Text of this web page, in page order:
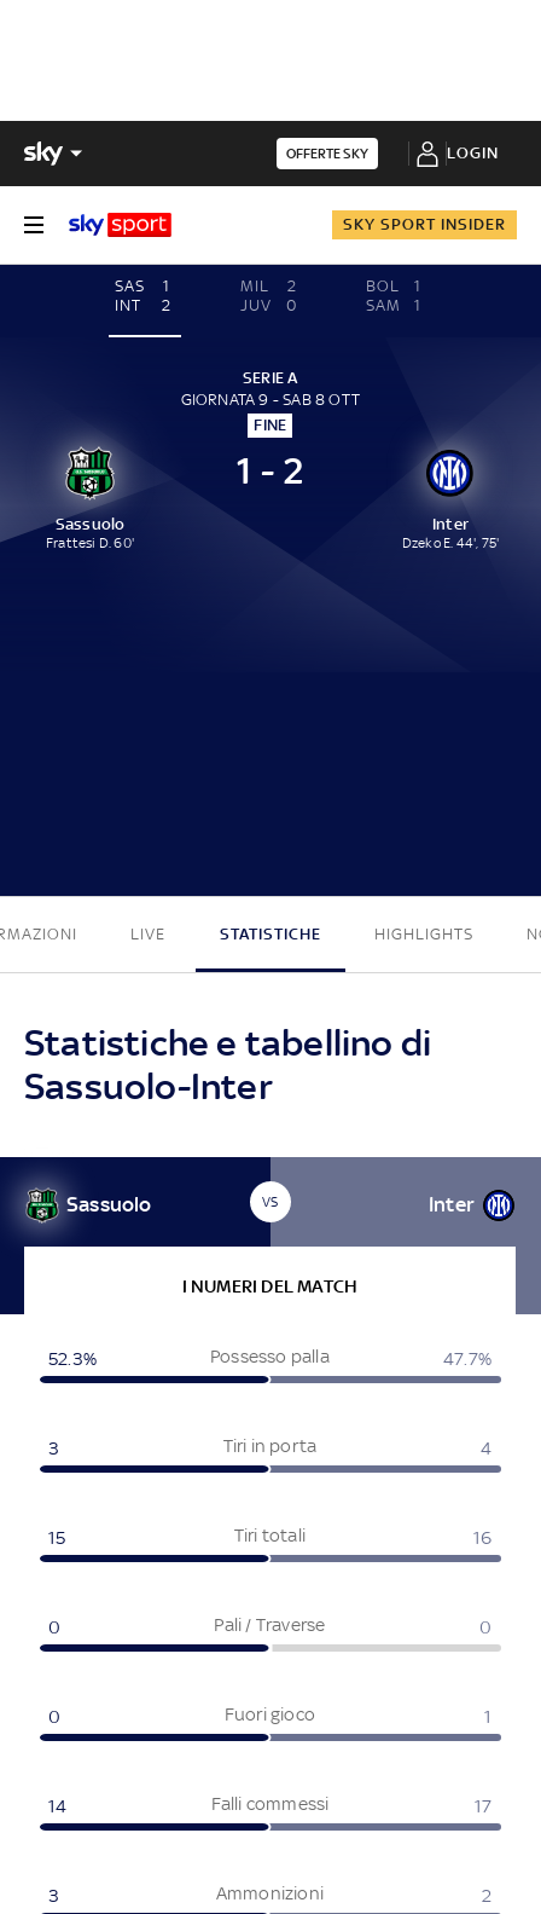
OFFERTE SKY LOGIN
SKY SPORT INSIDER
SAS
1
INT
2
MIL
2
JUV
0
BOL
1
SAM
1
SERIE A
GIORNATA 9 - SAB 8 OTT
FINE
Sassuolo
Frattesi D. 60'
1 - 2
Inter
Dzeko E. 44', 75'
LIVE STATISTICHE HIGHLIGHTS
Statistiche e tabellino di
Sassuolo-Inter
Sassuolo VS Inter
I NUMERI DEL MATCH
Possesso palla
52.3% 47.7%
Tiri in porta
3 4
Tiri totali
15 16
Pali / Traverse
0 0
Fuori gioco
0 1
Falli commessi
14 17
Ammonizioni
3 2